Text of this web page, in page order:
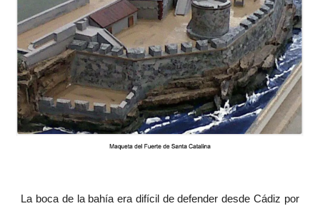
La boca de la bahía era difícil de defender desde Cádiz por